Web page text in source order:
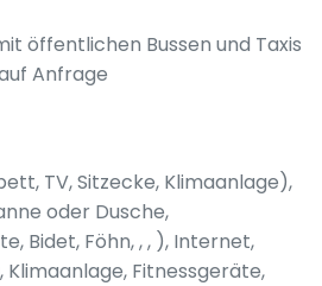
öffentlichen Bussen und Taxis
Anfrage
TV, Sitzecke, Klimaanlage),
oder Dusche,
Bidet, Föhn, , , ), Internet,
Klimaanlage, Fitnessgeräte,